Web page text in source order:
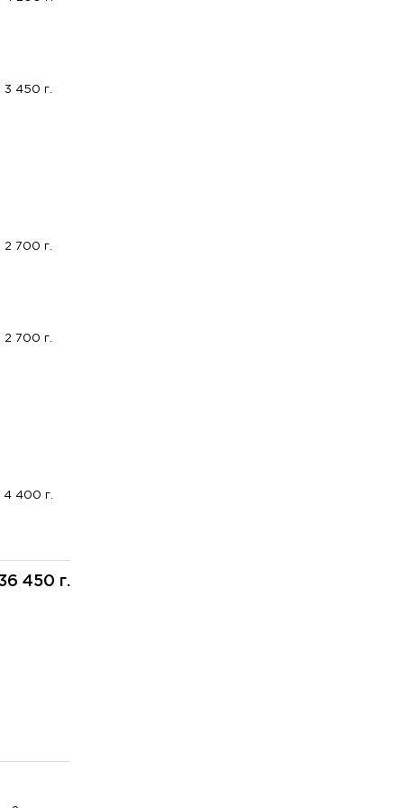
3 450 г.
2 700 г.
2 700 г.
4 400 г.
450 г.